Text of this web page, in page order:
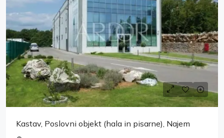
Kastav, Poslovni objekt (hala in pisarne), Najem